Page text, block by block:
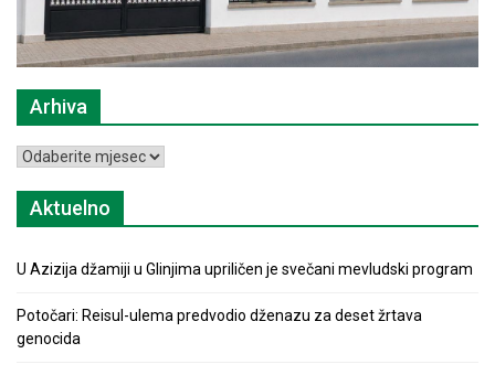
Arhiva
Arhiva
Aktuelno
U Azizija džamiji u Glinjima upriličen je svečani mevludski program
Potočari: Reisul-ulema predvodio dženazu za deset žrtava
genocida